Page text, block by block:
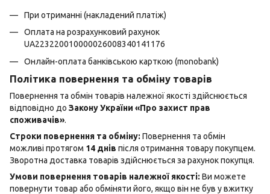
При отриманні (накладений платіж)
Оплата на розрахунковий рахунок
UA223220010000026008340141176
Онлайн-оплата банківською карткою (monobank)
Політика повернення та обміну товарів
Повернення та обмін товарів належної якості здійснюється
відповідно до Закону України «Про захист прав
споживачів».
Строки повернення та обміну: Повернення та обмін
можливі протягом 14 днів після отримання товару покупцем.
Зворотна доставка товарів здійснюється за рахунок покупця.
Умови повернення товарів належної якості: Ви можете
повернути товар або обміняти його, якщо він не був у вжитку